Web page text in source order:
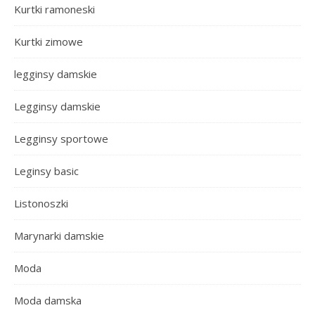
Kurtki ramoneski
Kurtki zimowe
legginsy damskie
Legginsy damskie
Legginsy sportowe
Leginsy basic
Listonoszki
Marynarki damskie
Moda
Moda damska